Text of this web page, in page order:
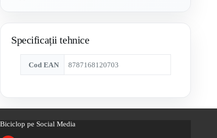
Specificații tehnice
Cod EAN 8787168120703
Biciclop pe Social Media